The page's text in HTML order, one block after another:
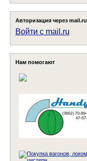
Авторизация через mail.ru
Войти с mail.ru
Нам помогают